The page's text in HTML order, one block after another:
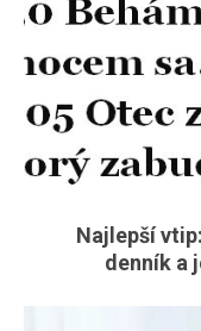
Najlepší
denník a